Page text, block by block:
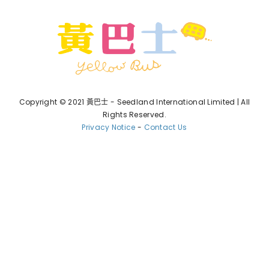
Copyright © 2021 黃巴士 - Seedland International Limited | All
Rights Reserved.
Privacy Notice - Contact Us